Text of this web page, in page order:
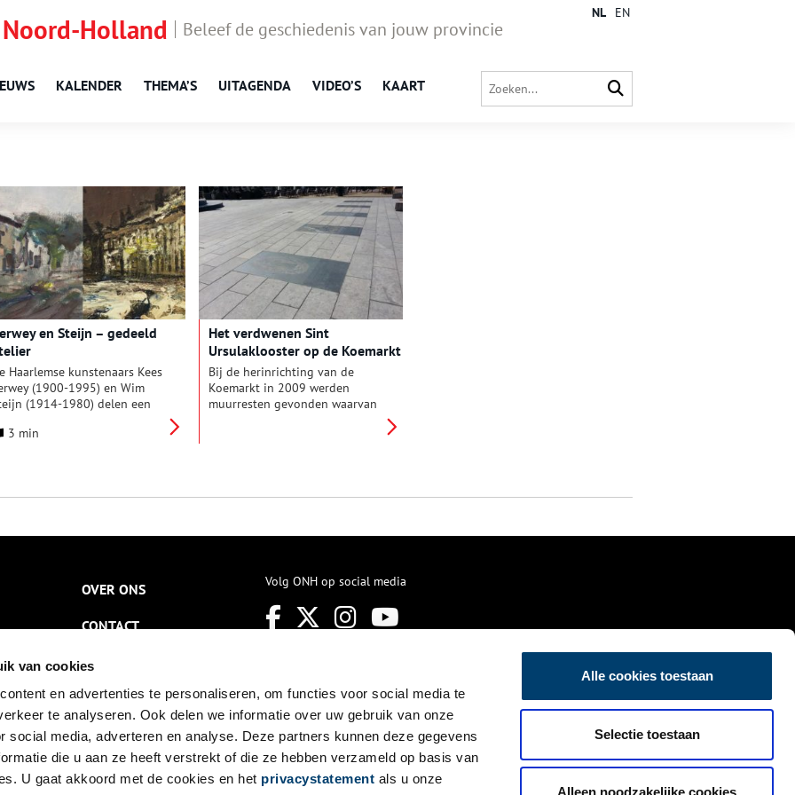
van cookies
en advertenties te personaliseren, om functies voor social media te
te analyseren. Ook delen we informatie over uw gebruik van onze
social media, adverteren en analyse. Deze partners kunnen deze gegevens
die u aan ze heeft verstrekt of die ze hebben verzameld op basis van
U gaat akkoord met de cookies en het privacystatement als u onze
Alle cookies toestaan
Selectie toestaan
Alleen noodzakelijke cookies
Holland Beleef de geschiedenis van jouw provincie
KALENDER THEMA’S UITAGENDA VIDEO’S KAART
NL EN
en Steijn – gedeeld
Haarlemse kunstenaars Kees
(1900-1995) en Wim
(1914-1980) delen een
de gerenommeerde schilder
en vervuilde atelier
en Wim een goede band met
en Steijn – gedeeld
werk, de invloed van Henri Boot
de verdere ontwikkeling die
en Steijn doormaken.
3 min
Het verdwenen Sint
Ursulaklooster op de Koemarkt
in Purmerend
Bij de herinrichting van de
Koemarkt in 2009 werden
muurresten gevonden waarvan
Deventer (circa 1560) staat het
OVER ONS
CONTACT
NIEUWSBRIEF
DISCLAIMER
PRIVACY
TOEGANKELIJKHEID
Volg ONH op social media